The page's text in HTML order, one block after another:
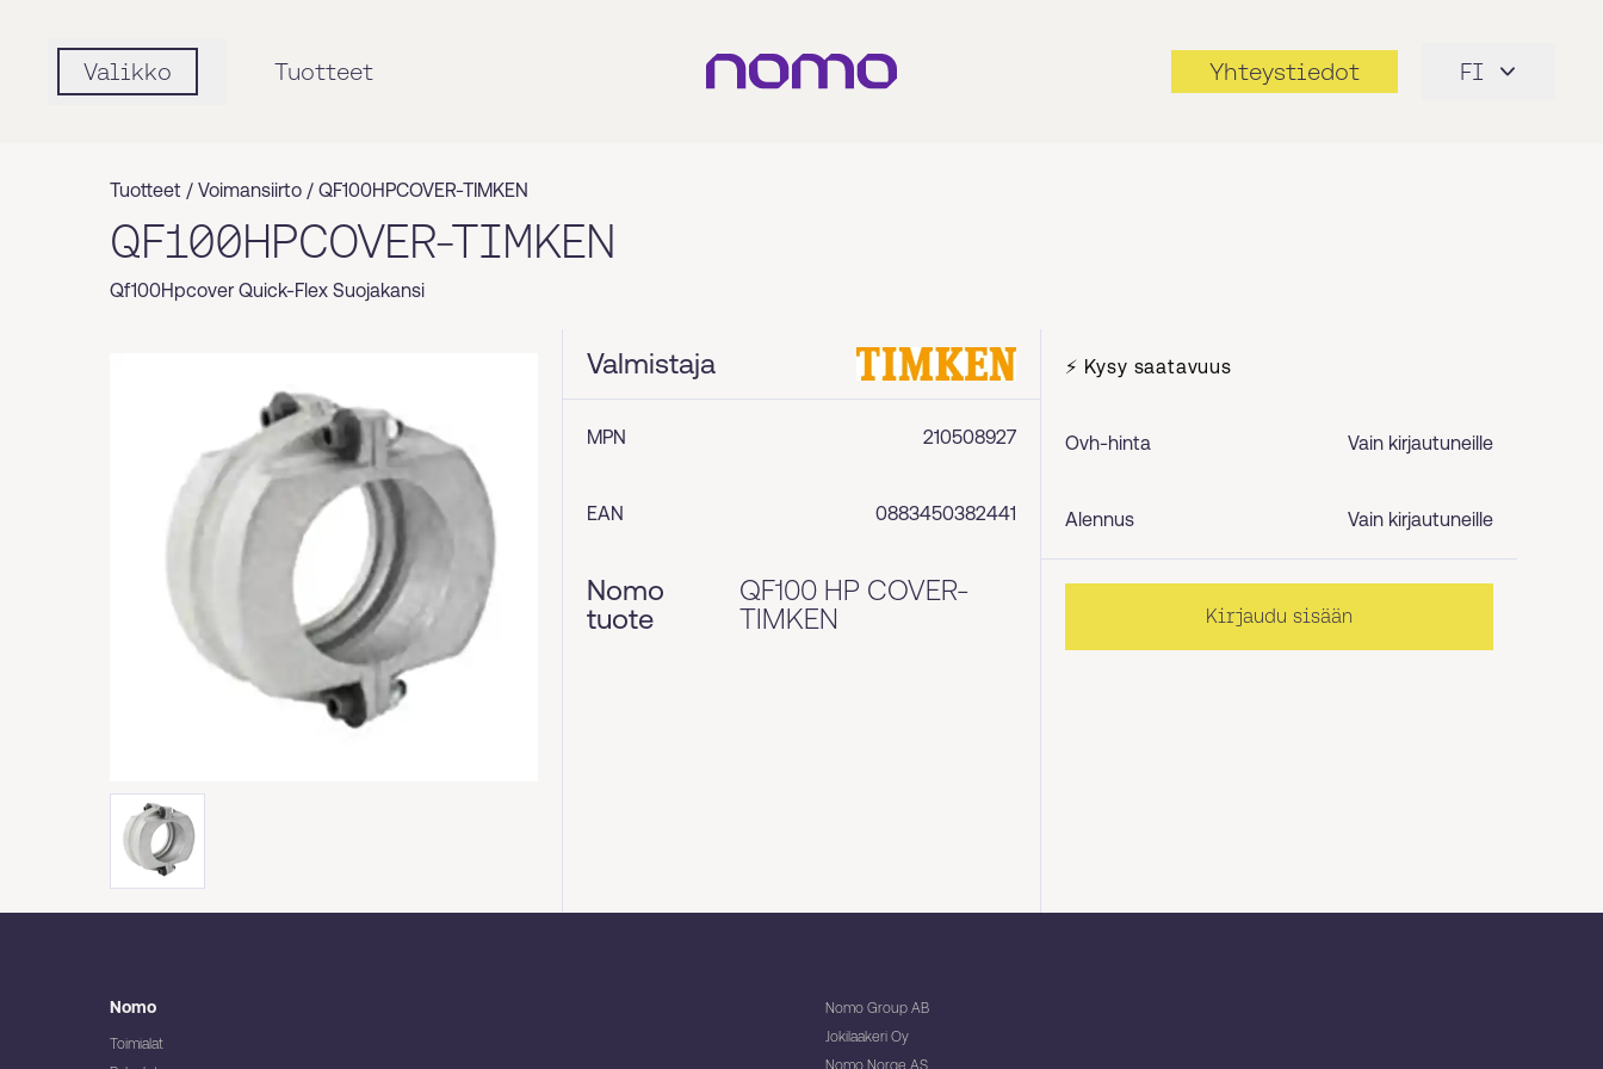
Valikko Tuotteet Yhteystiedot FI
Tuotteet / Voimansiirto / QF100HPCOVER-TIMKEN
QF100HPCOVER-TIMKEN
Qf100Hpcover Quick-Flex Suojakansi
Valmistaja
MPN 210508927
EAN 0883450382441
Nomo
tuote
QF100 HP COVER-
TIMKEN
⚡ Kysy saatavuus
Ovh-hinta Vain kirjautuneille
Alennus Vain kirjautuneille
Kirjaudu sisään
Nomo
Toimialat
Nomo Group AB
Jokilaakeri Oy
Nomo Norge AS